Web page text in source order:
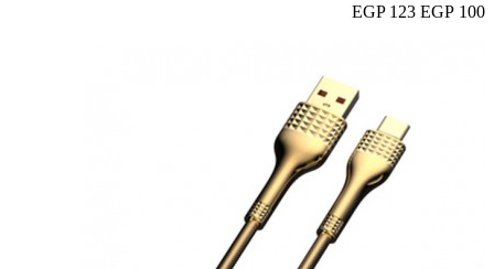
100 EGP
123 EGP